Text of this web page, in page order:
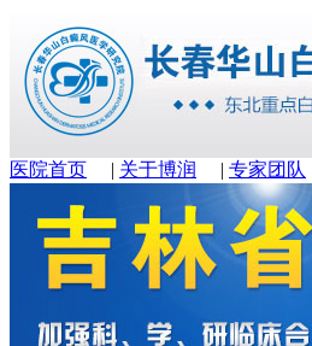
医院首页 | 关于博润 | 专家团队